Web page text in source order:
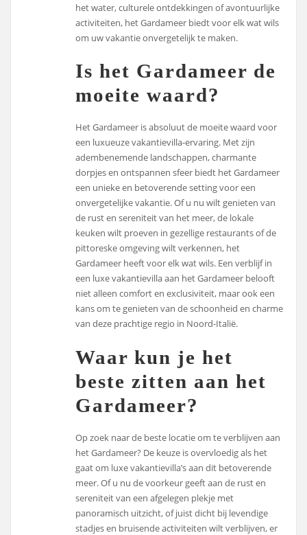
het water, culturele ontdekkingen of avontuurlijke
activiteiten, het Gardameer biedt voor elk wat wils
om uw vakantie onvergetelijk te maken.
Is het Gardameer de
moeite waard?
Het Gardameer is absoluut de moeite waard voor
een luxueuze vakantievilla-ervaring. Met zijn
adembenemende landschappen, charmante
dorpjes en ontspannen sfeer biedt het Gardameer
een unieke en betoverende setting voor een
onvergetelijke vakantie. Of u nu wilt genieten van
de rust en sereniteit van het meer, de lokale
keuken wilt proeven in gezellige restaurants of de
pittoreske omgeving wilt verkennen, het
Gardameer heeft voor elk wat wils. Een verblijf in
een luxe vakantievilla aan het Gardameer belooft
niet alleen comfort en exclusiviteit, maar ook een
kans om te genieten van de schoonheid en charme
van deze prachtige regio in Noord-Italië.
Waar kun je het
beste zitten aan het
Gardameer?
Op zoek naar de beste locatie om te verblijven aan
het Gardameer? De keuze is overvloedig als het
gaat om luxe vakantievilla’s aan dit betoverende
meer. Of u nu de voorkeur geeft aan de rust en
sereniteit van een afgelegen plekje met
panoramisch uitzicht, of juist dicht bij levendige
stadjes en bruisende activiteiten wilt verblijven, er